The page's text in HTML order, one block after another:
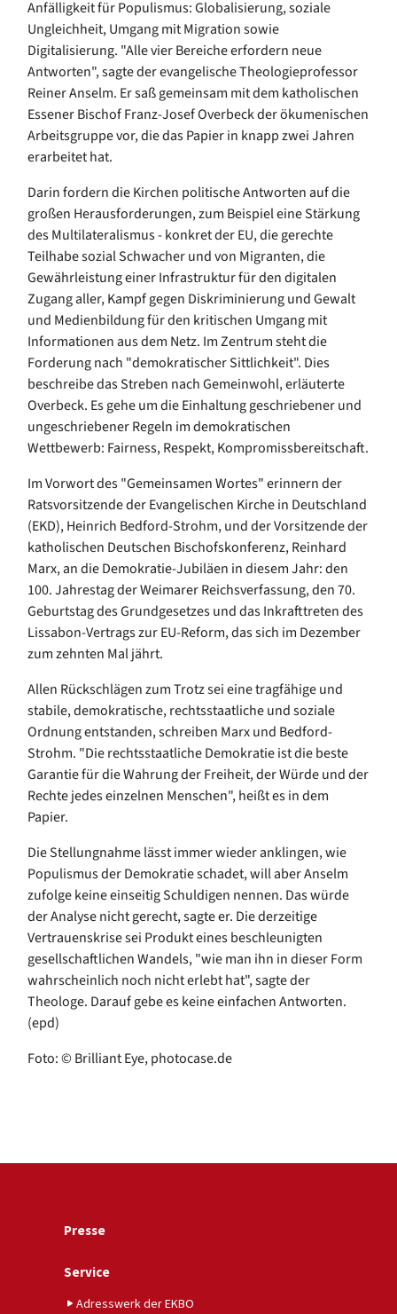
Anfälligkeit für Populismus: Globalisierung, soziale
Ungleichheit, Umgang mit Migration sowie
Digitalisierung. "Alle vier Bereiche erfordern neue
Antworten", sagte der evangelische Theologieprofessor
Reiner Anselm. Er saß gemeinsam mit dem katholischen
Essener Bischof Franz-Josef Overbeck der ökumenischen
Arbeitsgruppe vor, die das Papier in knapp zwei Jahren
erarbeitet hat.
Darin fordern die Kirchen politische Antworten auf die
großen Herausforderungen, zum Beispiel eine Stärkung
des Multilateralismus - konkret der EU, die gerechte
Teilhabe sozial Schwacher und von Migranten, die
Gewährleistung einer Infrastruktur für den digitalen
Zugang aller, Kampf gegen Diskriminierung und Gewalt
und Medienbildung für den kritischen Umgang mit
Informationen aus dem Netz. Im Zentrum steht die
Forderung nach "demokratischer Sittlichkeit". Dies
beschreibe das Streben nach Gemeinwohl, erläuterte
Overbeck. Es gehe um die Einhaltung geschriebener und
ungeschriebener Regeln im demokratischen
Wettbewerb: Fairness, Respekt, Kompromissbereitschaft.
Im Vorwort des "Gemeinsamen Wortes" erinnern der
Ratsvorsitzende der Evangelischen Kirche in Deutschland
(EKD), Heinrich Bedford-Strohm, und der Vorsitzende der
katholischen Deutschen Bischofskonferenz, Reinhard
Marx, an die Demokratie-Jubiläen in diesem Jahr: den
100. Jahrestag der Weimarer Reichsverfassung, den 70.
Geburtstag des Grundgesetzes und das Inkrafttreten des
Lissabon-Vertrags zur EU-Reform, das sich im Dezember
zum zehnten Mal jährt.
Allen Rückschlägen zum Trotz sei eine tragfähige und
stabile, demokratische, rechtsstaatliche und soziale
Ordnung entstanden, schreiben Marx und Bedford-
Strohm. "Die rechtsstaatliche Demokratie ist die beste
Garantie für die Wahrung der Freiheit, der Würde und der
Rechte jedes einzelnen Menschen", heißt es in dem
Papier.
Die Stellungnahme lässt immer wieder anklingen, wie
Populismus der Demokratie schadet, will aber Anselm
zufolge keine einseitig Schuldigen nennen. Das würde
der Analyse nicht gerecht, sagte er. Die derzeitige
Vertrauenskrise sei Produkt eines beschleunigten
gesellschaftlichen Wandels, "wie man ihn in dieser Form
wahrscheinlich noch nicht erlebt hat", sagte der
Theologe. Darauf gebe es keine einfachen Antworten.
(epd)
Foto: © Brilliant Eye, photocase.de
Presse
Service
Adresswerk der EKBO